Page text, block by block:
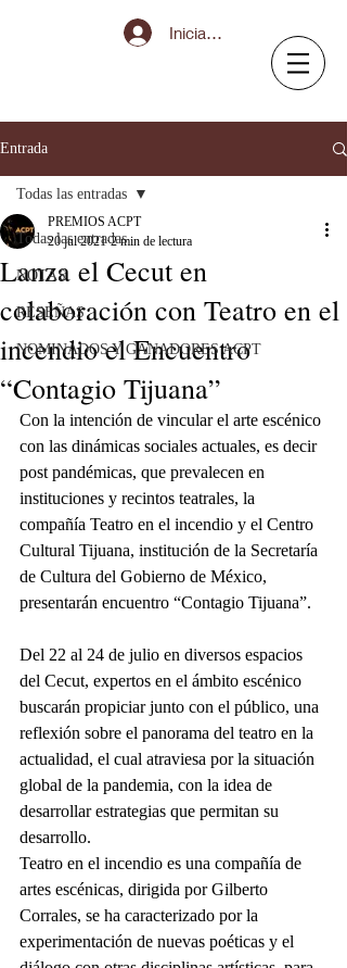
Iniciar sesión
Entrada
Todas las entradas
NOTAS
RESEÑAS
NOMINADOS Y GANADORES ACPT
Todas las entradas
Lanza el Cecut en
colaboración con Teatro en el
incendio el Encuentro
“Contagio Tijuana”
PREMIOS ACPT
20 jul 2021 2 min de lectura
Con la intención de vincular el arte escénico
con las dinámicas sociales actuales, es decir
post pandémicas, que prevalecen en
instituciones y recintos teatrales, la
compañía Teatro en el incendio y el Centro
Cultural Tijuana, institución de la Secretaría
de Cultura del Gobierno de México,
presentarán encuentro “Contagio Tijuana”.
Del 22 al 24 de julio en diversos espacios
del Cecut, expertos en el ámbito escénico
buscarán propiciar junto con el público, una
reflexión sobre el panorama del teatro en la
actualidad, el cual atraviesa por la situación
global de la pandemia, con la idea de
desarrollar estrategias que permitan su
desarrollo.
Teatro en el incendio es una compañía de
artes escénicas, dirigida por Gilberto
Corrales, se ha caracterizado por la
experimentación de nuevas poéticas y el